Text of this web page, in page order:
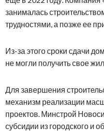
занималась
трудностями, а позже ее
Из-за этого сроки сдачи
не могли получить свое
Для завершения
механизм реализации
проектов. Минстрой
субсидии из городского и